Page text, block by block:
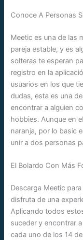
Conoce A Personas
Meetic es una de las
pareja estable, y es
solteras te esperan
registro en la
usuarios en los que
dudas, esta es una
encontrar a alguien
hobbies. Aunque en
naranja, por lo basic
unir a dos personas
El Bolardo Con Más
Descarga Meetic
disfruta de una
Aplicando todos
suceder y encontrar
cada uno de los 14